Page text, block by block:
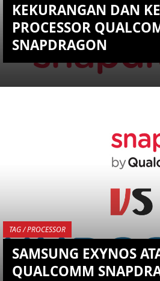
KEKURANGAN DAN
PROCESSOR
SNAPDRAGON
KEMBALI KE
TAG / PROCESSOR
SAMSUNG EXYNOS
QUALCOMM